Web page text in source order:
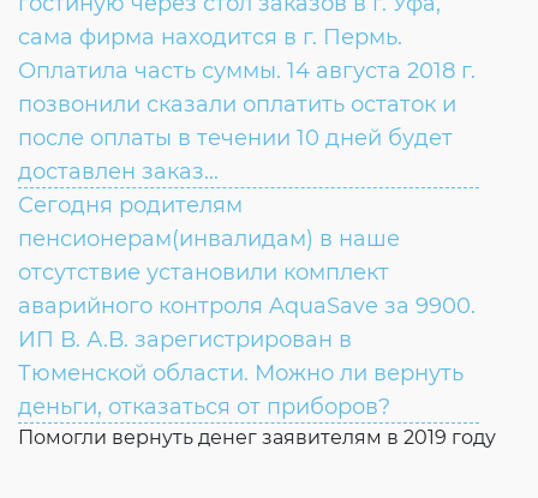
ОТВЕТ:
сама фирма находится в г. Пермь.
Оплатила часть суммы. 14 августа 2018 г.
позвонили сказали оплатить остаток и
после оплаты в течении 10 дней будет
доставлен заказ...
ВОПРОС:
Сегодня родителям
пенсионерам(инвалидам) в наше
отсутствие установили комплект
аварийного контроля AquaSave за 9900.
ИП В. А.В. зарегистрирован в
Тюменской области. Можно ли вернуть
деньги, отказаться от приборов?
Помогли вернуть денег заявителям в 2019 году